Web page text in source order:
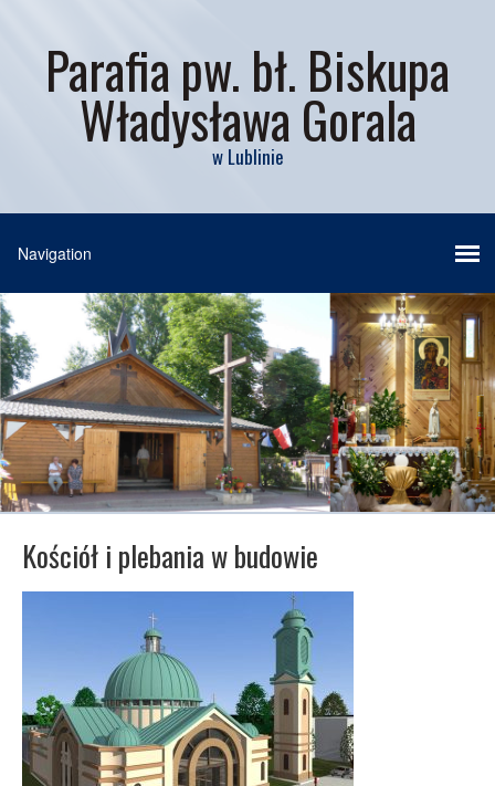
Parafia pw. bł. Biskupa
Władysława Gorala
w Lublinie
Kościół i plebania w budowie